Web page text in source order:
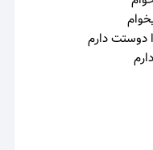
دوستت دارم